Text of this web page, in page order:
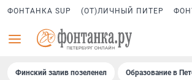
ФОНТАНКА SUP (ОТ)ЛИЧНЫЙ ПИТЕР
Финский залив позеленел Образование в